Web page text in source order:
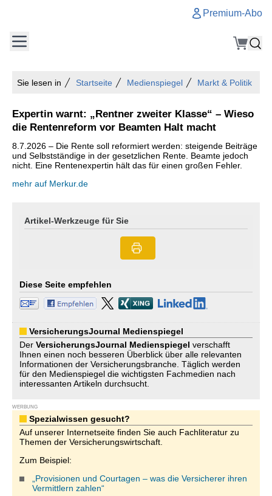
Premium-Abo
Sie lesen in Startseite Medienspiegel Markt & Politik
Expertin warnt: „Rentner zweiter Klasse“ – Wieso
die Rentenreform vor Beamten Halt macht
8.7.2026 – Die Rente soll reformiert werden: steigende Beiträge
und Selbstständige in der gesetzlichen Rente. Beamte jedoch
nicht. Eine Rentenexpertin hält das für einen großen Fehler.
mehr auf Merkur.de
Artikel-Werkzeuge für Sie
Diese Seite empfehlen
VersicherungsJournal Medienspiegel
Der VersicherungsJournal Medienspiegel verschafft
Ihnen einen noch besseren Überblick über alle relevanten
Informationen der Versicherungsbranche. Täglich werden
für den Medienspiegel die wichtigsten Fachmedien nach
interessanten Artikeln durchsucht.
WERBUNG
Spezialwissen gesucht?
Auf unserer Internetseite finden Sie auch Fachliteratur zu
Themen der Versicherungswirtschaft.
Zum Beispiel:
„Provisionen und Courtagen – was die Versicherer ihren
Vermittlern zahlen“